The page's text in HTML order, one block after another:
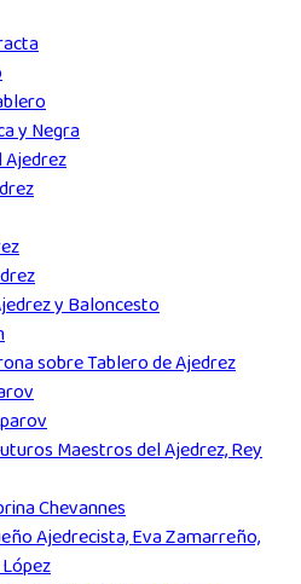
y Negra
Ajedrez
y Baloncesto
sobre Tablero de Ajedrez
Maestros del Ajedrez, Rey
Chevannes
Ajedrecista, Eva Zamarreño,